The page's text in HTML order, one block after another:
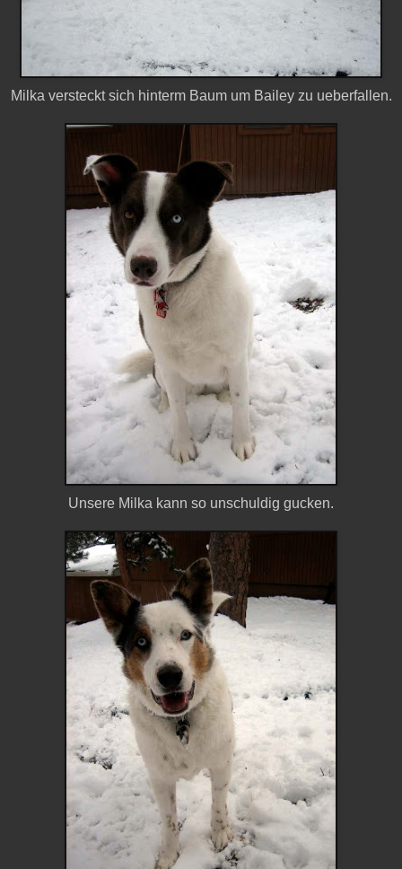
Milka versteckt sich hinterm Baum um Bailey zu ueberfallen.
Unsere Milka kann so unschuldig gucken.